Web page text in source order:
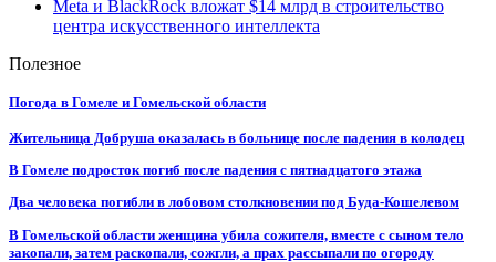
Meta и BlackRock вложат $14 млрд в строительство
центра искусственного интеллекта
Полезное
Погода в Гомеле и Гомельской области
Жительница Добруша оказалась в больнице после падения в колодец
В Гомеле подросток погиб после падения с пятнадцатого этажа
Два человека погибли в лобовом столкновении под Буда-Кошелевом
В Гомельской области женщина убила сожителя, вместе с сыном тело
закопали, затем раскопали, сожгли, а прах рассыпали по огороду